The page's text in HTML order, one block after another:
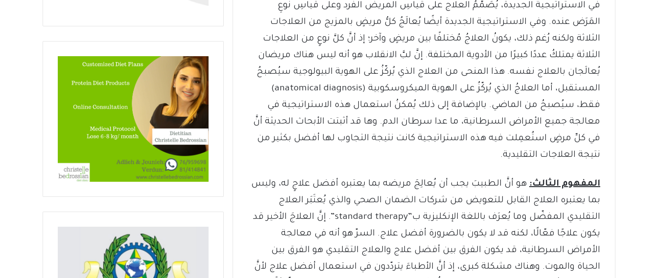
في الاستراتيجية الجديدة، يُصَمَّمُ العلاج على قياسِ المريض الفرد وعلى قياسِ نوعِ
المَرَض عنده. وفي الاستراتيجية الجديدة أيضًا يُعالَجُ كلُّ مريضٍ بالمزيج من العلاجات
الثلاثة ولكنه رُغم ذلك، يكونُ العلاجُ مُختلفًا بين مريضٍ وآخر؛ إذ أنَّ كلَّ نوعٍ من العلاجات
الثلاثة يمتلكُ عددًا كبيرًا من الأدوية المختلفة. إنَّ لبَّ الانقلاب هو أنه ليس هناك مريضان
يُعالَجان بالعلاج نفسه. هذا المنحى من العلاج الذي يُركّزُ على الهوية البيولوجية سيُصبحُ
المستقبل، أما العلاجُ الذي يُركّزُ على الهوية الميكروسكوبية (anatomical diagnosis)
فقط، سيُصبحُ من الماضي. بالإضافة إلى ذلك يُمكنُ استعمال هذه الاستراتيجية في
معالجة جميع الأمراض السرطانية، ما عدا سرطان الدم. وها قد أثبتت الأبحاث الحديثة أنَّ
في كلِّ مرضٍ استُعمِلت فيه هذه الاستراتيجية كانت نتيجة التجاوب لها أفضل بكثير من
نتيجة العلاجات التقليدية.
المفهوم الثالث: هو أنَّ الطبيبَ يجب أن يُعالِجَ مريضه بما يعتبره أفضل علاجٍ له، وليس
بما يعتبره العلاج القابل للتعويض من شركات الضمان الصحي والذي يُعتَبَر العلاج
التقليدي المفضّل وما يُعرَف باللغة الإنكليزية ب”standard therapy”. إنَّ العلاجَ الأخير قد
يكون علاجًا فعّالًا، لكنه قد لا يكون بالضرورة أفضل علاج. السرّ هو أنه في معالجة
الأمراض السرطانية، قد يكون الفرق بين أفضل علاج والعلاج التقليدي هو الفرق بين
الحياة والموت. وهناك مشكلة كبرى، إذ أنَّ الأطباءَ يتردّدون في استعمال أفضل علاج لأنَّ